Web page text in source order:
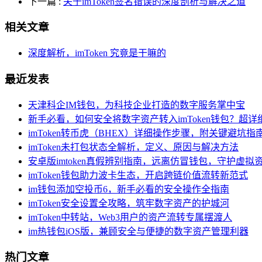
相关文章
深度解析，imToken 究竟是干嘛的
最近发表
天津科企IM钱包，为科技企业打造的数字服务掌中宝
新手必看，如何安全将数字资产转入imToken钱包？超详
imToken转币虎（BHEX）详细操作步骤，附关键避坑指
imToken未打包状态全解析，定义、原因与解决方法
安卓版imtoken真假辨别指南，远离仿冒钱包，守护虚拟
imToken钱包助力波卡生态，开启跨链价值流转新范式
im钱包添加空投币6，新手必看的安全操作全指南
imToken安全设置全攻略，筑牢数字资产的护城河
imToken中转站，Web3用户的资产流转专属摆渡人
im热钱包iOS版，兼顾安全与便捷的数字资产管理利器
热门文章